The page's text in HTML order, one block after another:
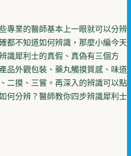
專業的醫師基本上一眼就可以分辨
都不知道如何辨識，那麼小編今天
識犀利士的真假、真偽有三個方
品外觀包裝、藥丸觸摸質感、味道
二摸、三嘗。再深入的辨識可以點
何分辨？醫師教你四步辨識犀利士